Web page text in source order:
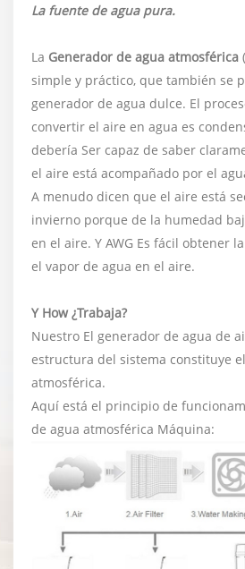
La fuente de agua pura.
La Generador de agua atmosférica
simple y práctico, que también se
generador de agua dulce. El
convertir el aire en agua es
debería Ser capaz de saber
el aire está acompañado por el
A menudo dicen que el aire está
invierno porque de la humedad
en el aire. Y AWG Es fácil obtener
el vapor de agua en el aire.
Y How ¿Trabaja?
Nuestro El generador de agua de
estructura del sistema constituye
atmosférica.
Aquí está el principio de
de agua atmosférica Máquina: